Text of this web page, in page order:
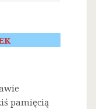
pamięcią